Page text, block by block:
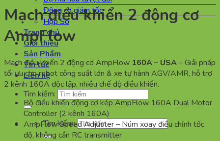
Động cơ giảm tốc
Hộp Số
Trang chủ
Giới thiệu
Sản Phẩm
Tin tức
Liên hệ
Tìm kiếm:
Tìm kiếm:
Mạch điều khiển 2 động cơ
AmpFlow
Mạch điều khiển 2 động cơ AmpFlow 160A – USA– Giải pháp
tối ưu cho robot công suất lớn & xe tự hành AGV/AMR, hỗ trợ
2 kênh 160A độc lập, nhiều chế độ điều khiển.
Bộ điều khiển động cơ kép AmpFlow 160A Dual Motor
Controller (2 kênh 160A)
AmpFlow Speed Adjuster – Núm xoay điều chỉnh tốc
độ, không cần RC transmitter